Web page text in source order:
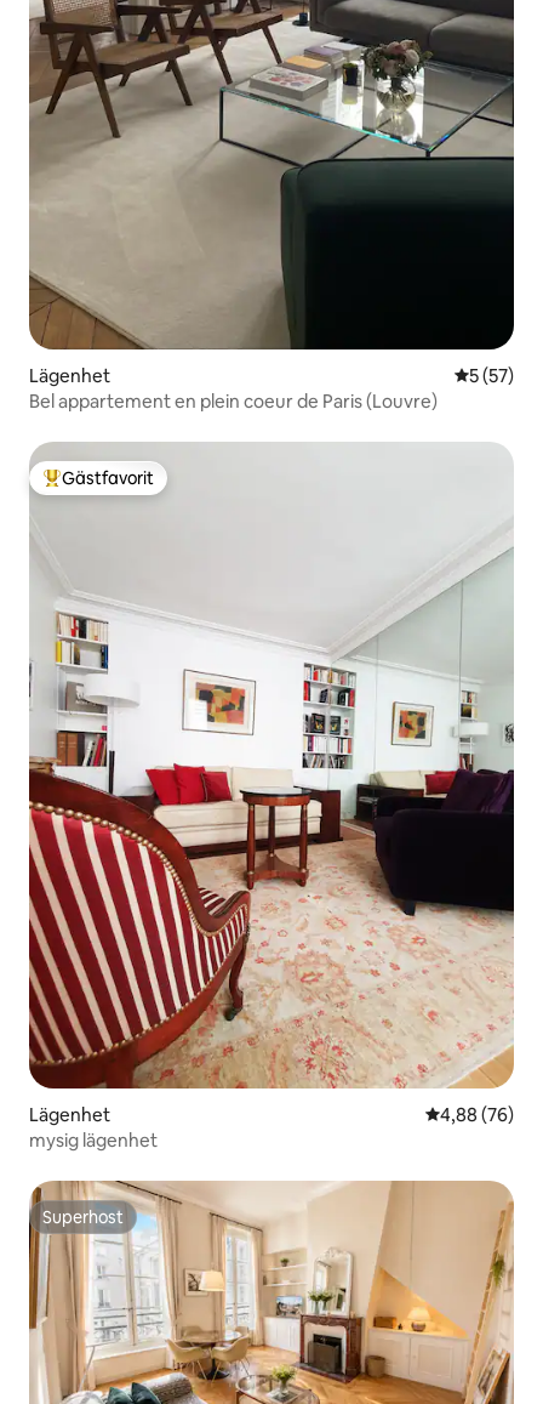
Lägenhet 5 av 5 i
5 (57)
Bel appartement en plein coeur de Paris (Louvre)
Populär gästfavorit
Gästfavorit
Lägenhet 4,88 av 5 i
4,88 (76)
mysig lägenhet
Superhost
Superhost